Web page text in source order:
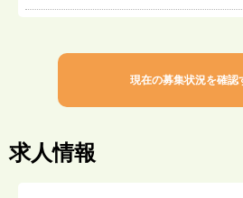
現在の募集状況を確認
求人情報